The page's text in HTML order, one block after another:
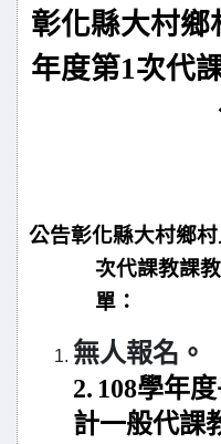
彰化縣大村鄉
年度第1次代
公告彰化縣大村鄉
次代課教課
單：
無人報名。
2. 108學年
計一般代課